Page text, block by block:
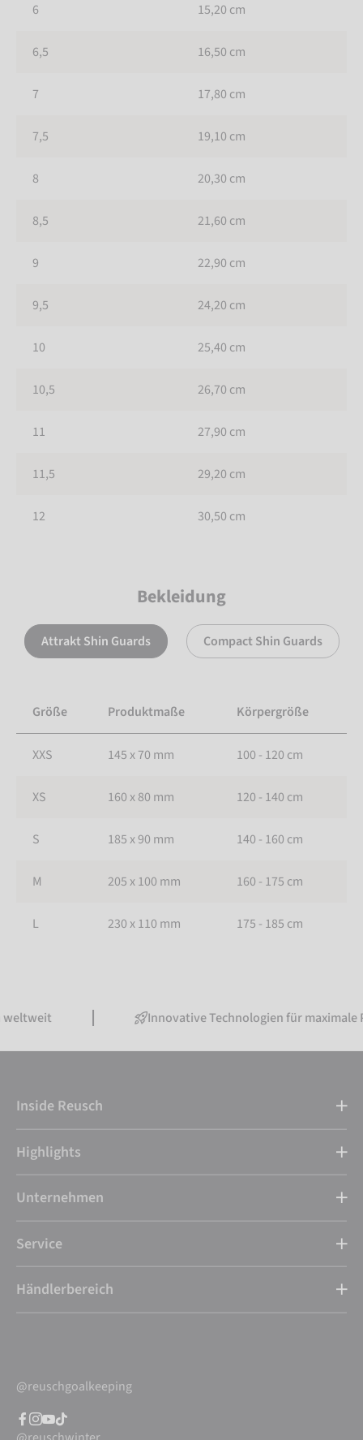
6 15,20 cm
6,5 16,50 cm
7 17,80 cm
7,5 19,10 cm
8 20,30 cm
8,5 21,60 cm
9 22,90 cm
9,5 24,20 cm
10 25,40 cm
10,5 26,70 cm
11 27,90 cm
11,5 29,20 cm
12 30,50 cm
Bekleidung
Attrakt Shin Guards Compact Shin Guards
Größe Produktmaße Körpergröße
XXS 145 x 70 mm 100 - 120 cm
XS 160 x 80 mm 120 - 140 cm
S 185 x 90 mm 140 - 160 cm
M 205 x 100 mm 160 - 175 cm
L 230 x 110 mm 175 - 185 cm
Innovative Technologien für maximale
Inside Reusch
Highlights
Unternehmen
Service
Händlerbereich
@reuschgoalkeeping